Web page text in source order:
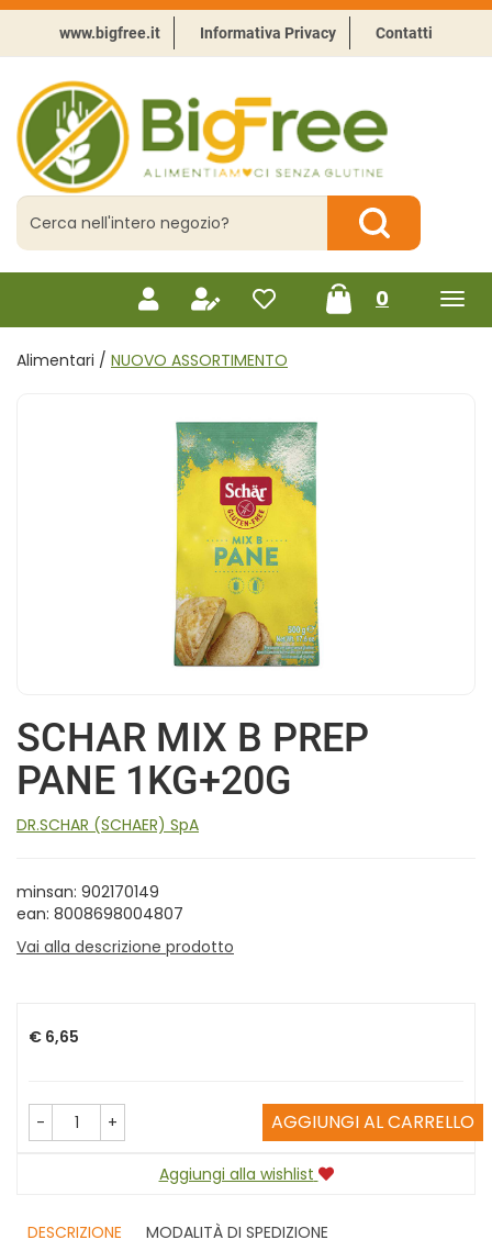
Passa
contenuto
principale
www.bigfree.it Informativa Privacy Contatti
BigFree
-
Punto
celiachia
Cerca
Prodotto
Cerca Prodotto
0prodotti
inseriti
Alimentari / NUOVO ASSORTIMENTO
SCHAR MIX B PREP
PANE 1KG+20G
DR.SCHAR (SCHAER) SpA
minsan: 902170149
ean: 8008698004807
Vai alla descrizione prodotto
Prezzo
€ 6,65
- + AGGIUNGI AL CARRELLO
Aggiungi alla wishlist
DESCRIZIONE
MODALITÀ DI SPEDIZIONE